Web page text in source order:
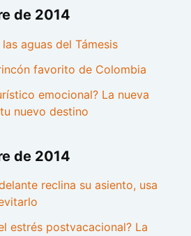
de 2014
aguas del Támesis
favorito de Colombia
emocional? La nueva
nuevo destino
de 2014
reclina su asiento, usa
estrés postvacacional? La